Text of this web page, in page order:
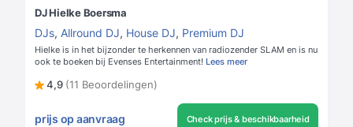
DJ Hielke Boersma
DJs, Allround DJ, House DJ, Premium DJ
Hielke is in het bijzonder te herkennen van radiozender SLAM en is nu
ook te boeken bij Evenses Entertainment! Lees meer
4,9 (11 Beoordelingen)
prijs op aanvraag Check prijs & beschikbaarheid